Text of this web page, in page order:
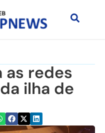
as redes
ilha de